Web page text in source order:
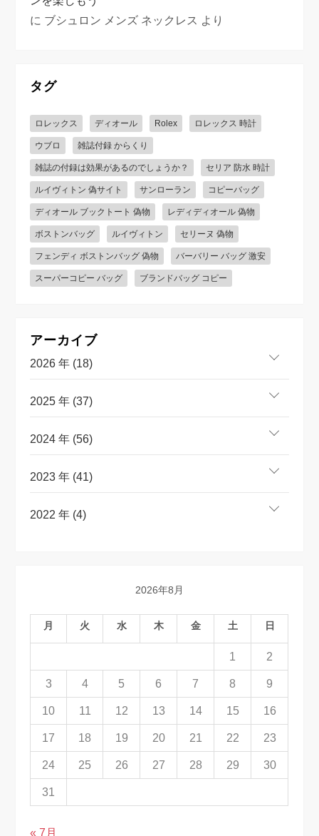
に ブシュロン メンズ ネックレス より
タグ
ロレックス ディオール Rolex ロレックス 時計
ウブロ 雑誌付録 からくり
雑誌の付録は効果があるのでしょうか？ セリア 防水 時計
ルイヴィトン 偽サイト サンローラン コピーバッグ
ディオール ブックトート 偽物 レディディオール 偽物
ボストンバッグ ルイヴィトン セリーヌ 偽物
フェンディ ボストンバッグ 偽物 バーバリー バッグ 激安
スーパーコピー バッグ ブランドバッグ コピー
アーカイブ
2026 年 (18)
2025 年 (37)
2024 年 (56)
2023 年 (41)
2022 年 (4)
2026年8月
月 火 水 木 金 土 日
1 2
3 4 5 6 7 8 9
10 11 12 13 14 15 16
17 18 19 20 21 22 23
24 25 26 27 28 29 30
31
« 7月